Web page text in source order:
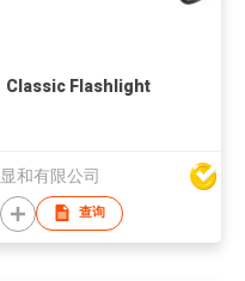
Classic Flashlight
显和有限公司
查询